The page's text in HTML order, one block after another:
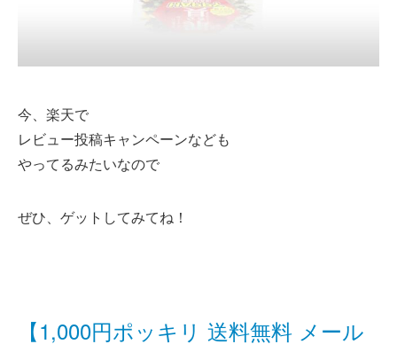
今、楽天で
レビュー投稿キャンペーンなども
やってるみたいなので
ぜひ、ゲットしてみてね！
【1,000円ポッキリ 送料無料 メール